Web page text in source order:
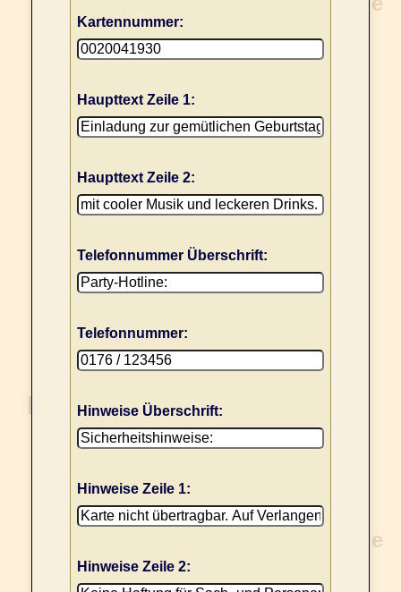
Kartennummer:
Haupttext Zeile 1:
Haupttext Zeile 2:
Telefonnummer Überschrift:
Telefonnummer:
Hinweise Überschrift:
Hinweise Zeile 1:
Hinweise Zeile 2: